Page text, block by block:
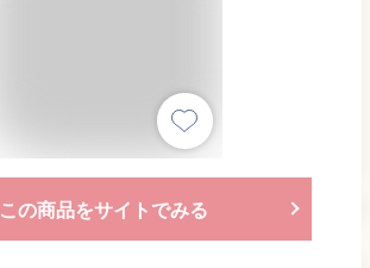
この商品をサイトでみる